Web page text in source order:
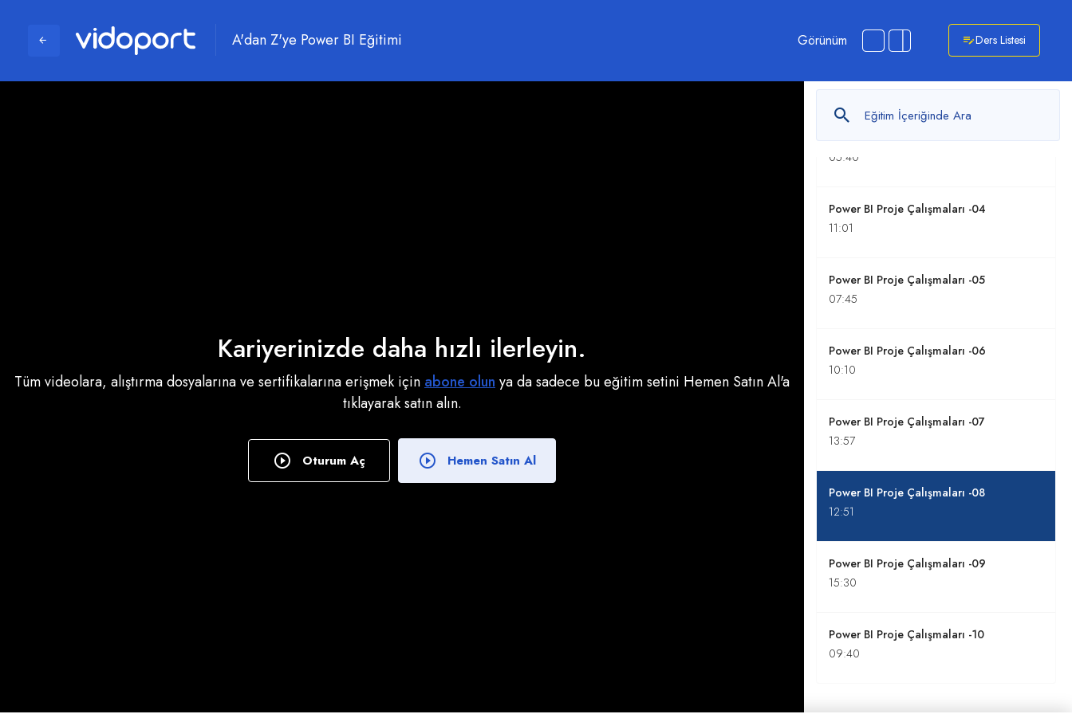
A'dan Z'ye Power BI Eğitimi Görünüm Ders Listesi
Kariyerinizde daha hızlı ilerleyin.
Tüm videolara, alıştırma dosyalarına ve sertifikalarına erişmek için abone olun ya da sadece bu eğitim setini Hemen Satın Al'a
tıklayarak satın alın.
Oturum Aç Hemen Satın Al
11:59
Power BI Proje Çalışmaları -03
05:40
Power BI Proje Çalışmaları -04
11:01
Power BI Proje Çalışmaları -05
07:45
Power BI Proje Çalışmaları -06
10:10
Power BI Proje Çalışmaları -07
13:57
Power BI Proje Çalışmaları -08
12:51
Power BI Proje Çalışmaları -09
15:30
Power BI Proje Çalışmaları -10
09:40